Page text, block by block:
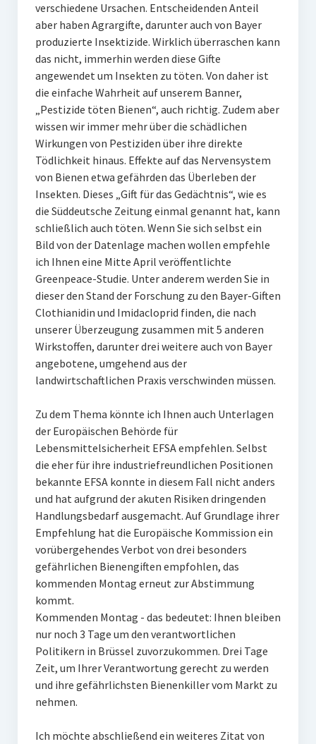
verschiedene Ursachen. Entscheidenden Anteil
aber haben Agrargifte, darunter auch von Bayer
produzierte Insektizide. Wirklich überraschen kann
das nicht, immerhin werden diese Gifte
angewendet um Insekten zu töten. Von daher ist
die einfache Wahrheit auf unserem Banner,
„Pestizide töten Bienen“, auch richtig. Zudem aber
wissen wir immer mehr über die schädlichen
Wirkungen von Pestiziden über ihre direkte
Tödlichkeit hinaus. Effekte auf das Nervensystem
von Bienen etwa gefährden das Überleben der
Insekten. Dieses „Gift für das Gedächtnis“, wie es
die Süddeutsche Zeitung einmal genannt hat, kann
schließlich auch töten. Wenn Sie sich selbst ein
Bild von der Datenlage machen wollen empfehle
ich Ihnen eine Mitte April veröffentlichte
Greenpeace-Studie. Unter anderem werden Sie in
dieser den Stand der Forschung zu den Bayer-Giften
Clothianidin und Imidacloprid finden, die nach
unserer Überzeugung zusammen mit 5 anderen
Wirkstoffen, darunter drei weitere auch von Bayer
angebotene, umgehend aus der
landwirtschaftlichen Praxis verschwinden müssen.
Zu dem Thema könnte ich Ihnen auch Unterlagen
der Europäischen Behörde für
Lebensmittelsicherheit EFSA empfehlen. Selbst
die eher für ihre industriefreundlichen Positionen
bekannte EFSA konnte in diesem Fall nicht anders
und hat aufgrund der akuten Risiken dringenden
Handlungsbedarf ausgemacht. Auf Grundlage ihrer
Empfehlung hat die Europäische Kommission ein
vorübergehendes Verbot von drei besonders
gefährlichen Bienengiften empfohlen, das
kommenden Montag erneut zur Abstimmung
kommt.
Kommenden Montag - das bedeutet: Ihnen bleiben
nur noch 3 Tage um den verantwortlichen
Politikern in Brüssel zuvorzukommen. Drei Tage
Zeit, um Ihrer Verantwortung gerecht zu werden
und ihre gefährlichsten Bienenkiller vom Markt zu
nehmen.
Ich möchte abschließend ein weiteres Zitat von